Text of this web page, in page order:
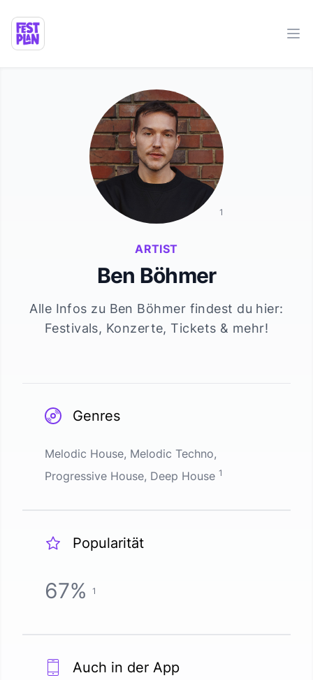
ARTIST
Ben Böhmer
Alle Infos zu Ben Böhmer findest du hier:
Festivals, Konzerte, Tickets & mehr!
1
Genres
Melodic House, Melodic Techno,
Progressive House, Deep House 1
Popularität
67% 1
Auch in der App